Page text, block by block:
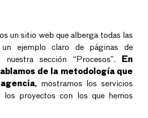
un sitio web que alberga todas las
ejemplo claro de páginas de
nuestra sección “Procesos”.
En
de la metodología que
, mostramos los servicios
los proyectos con los que hemos